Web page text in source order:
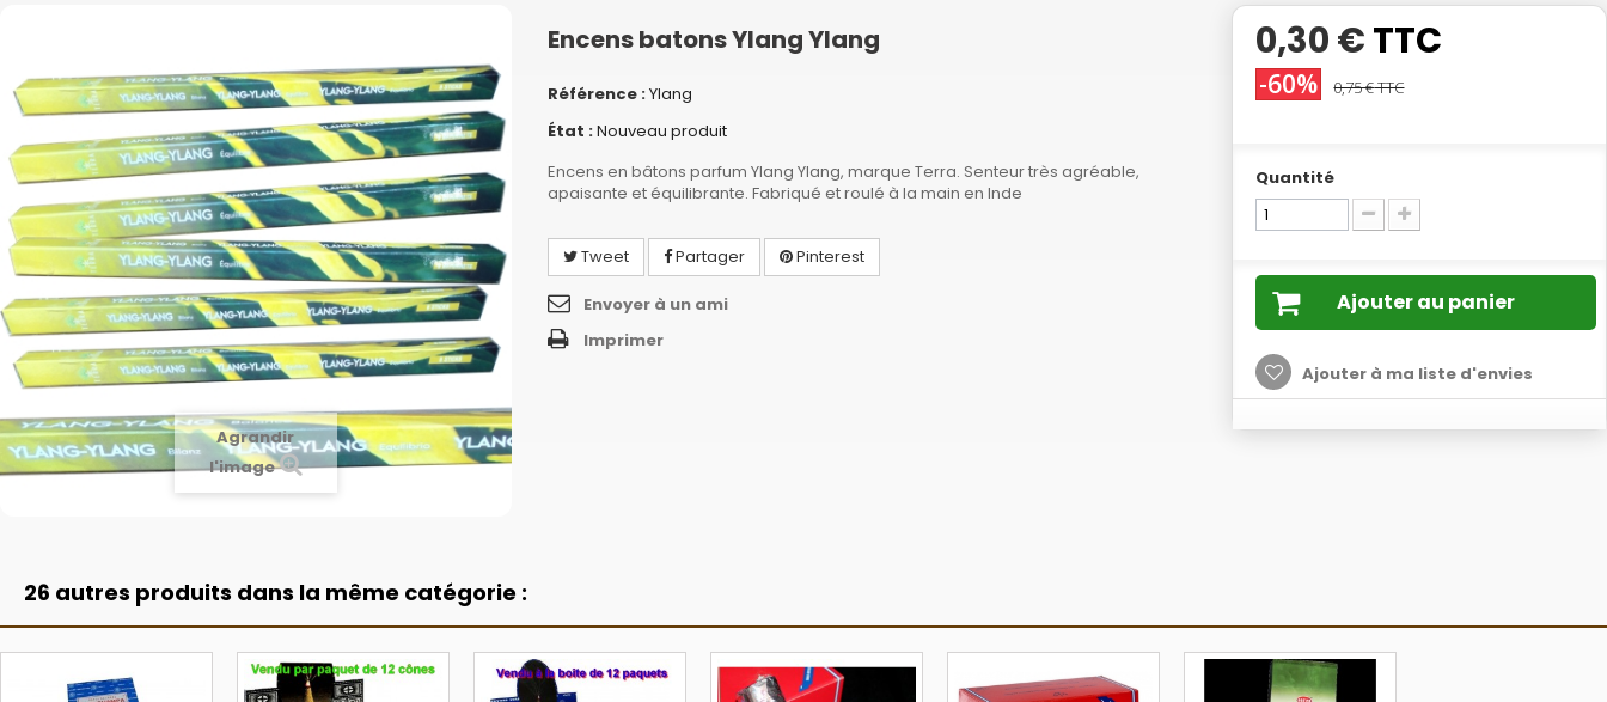
Agrandir
l'image
Encens batons Ylang Ylang
Référence :Ylang
État :Nouveau produit
Encens en bâtons parfum Ylang Ylang, marque Terra. Senteur très agréable,
apaisante et équilibrante. Fabriqué et roulé à la main en Inde
Tweet Partager Pinterest
Envoyer à un ami
Imprimer
0,30 € TTC
-60% 0,75 €TTC
Quantité
Ajouter au panier
Ajouter à ma liste d'envies
26 autres produits dans la même catégorie :